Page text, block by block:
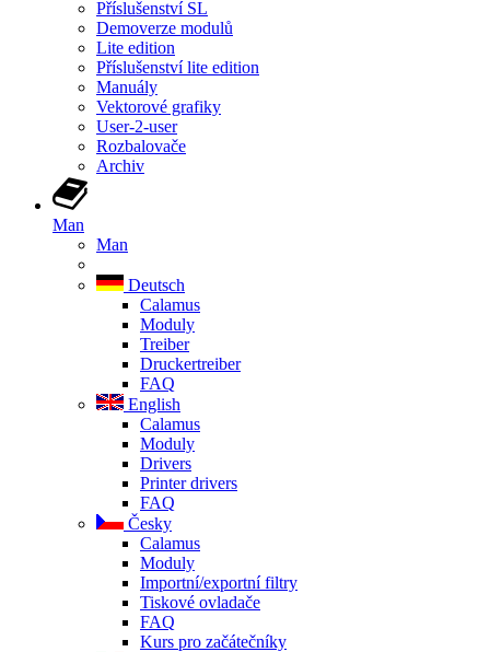
Příslušenství SL
Demoverze modulů
Lite edition
Příslušenství lite edition
Manuály
Vektorové grafiky
User-2-user
Rozbalovače
Archiv
Man
Man
Deutsch
Calamus
Moduly
Treiber
Druckertreiber
FAQ
English
Calamus
Moduly
Drivers
Printer drivers
FAQ
Česky
Calamus
Moduly
Importní/exportní filtry
Tiskové ovladače
FAQ
Kurs pro začátečníky